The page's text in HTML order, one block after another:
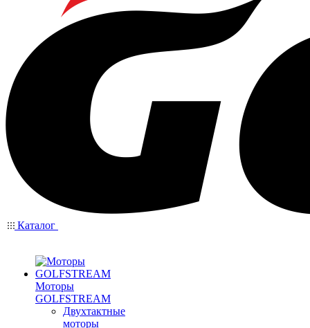
Каталог
Моторы
GOLFSTREAM
Двухтактные
моторы